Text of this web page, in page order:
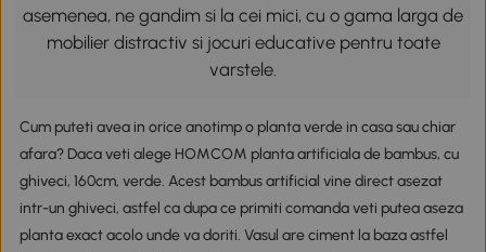
asemenea, ne gandim si la cei mici, cu o gama larga de
mobilier distractiv si jocuri educative pentru toate
varstele.
Cum puteti avea in orice anotimp o planta verde in casa sau chiar
afara? Daca veti alege HOMCOM planta artificiala de bambus, cu
ghiveci, 160cm, verde. Acest bambus artificial vine direct asezat
intr-un ghiveci, astfel ca dupa ce primiti comanda veti putea aseza
planta exact acolo unde va doriti. Vasul are ciment la baza astfel